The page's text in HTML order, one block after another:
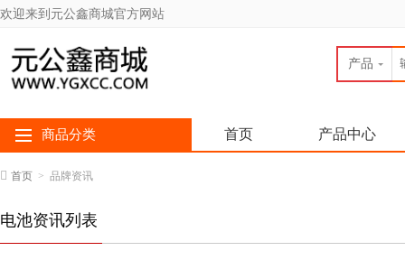
欢迎来到元公鑫商城官方网站
产品
商品分类 首页 产品中心
首页 > 品牌资讯
电池资讯列表